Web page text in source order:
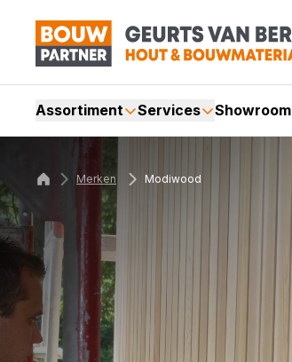
Assortiment Services Showroom
Merken Modiwood